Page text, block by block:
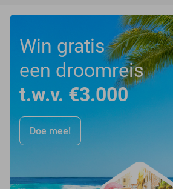
Win gratis
een droomreis
t.w.v. €3.000
Doe mee!